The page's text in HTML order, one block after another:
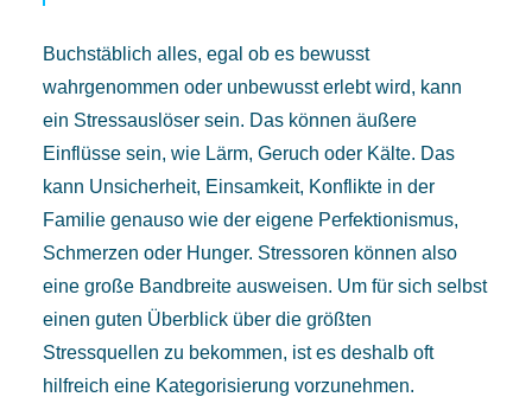
Buchstäblich alles, egal ob es bewusst
wahrgenommen oder unbewusst erlebt wird, kann
ein Stressauslöser sein. Das können äußere
Einflüsse sein, wie Lärm, Geruch oder Kälte. Das
kann Unsicherheit, Einsamkeit, Konflikte in der
Familie genauso wie der eigene Perfektionismus,
Schmerzen oder Hunger. Stressoren können also
eine große Bandbreite ausweisen. Um für sich selbst
einen guten Überblick über die größten
Stressquellen zu bekommen, ist es deshalb oft
hilfreich eine Kategorisierung vorzunehmen.